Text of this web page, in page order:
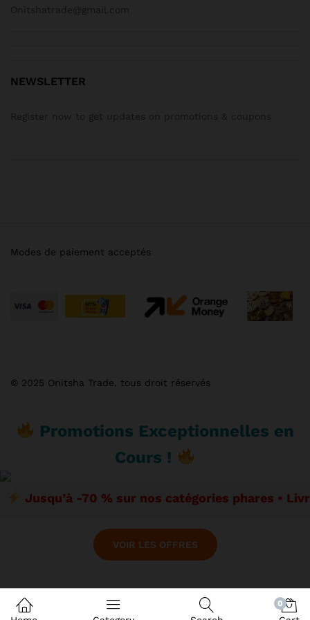
NEWSLETTER
© 2025 Onitsha Trade. tous droit réservés
Modes de paiement acceptés
Promotions Exceptionnelles en
Cours !
Jusqu’à -70 % sur nos catégories phares •
VOIR LES OFFRES
0